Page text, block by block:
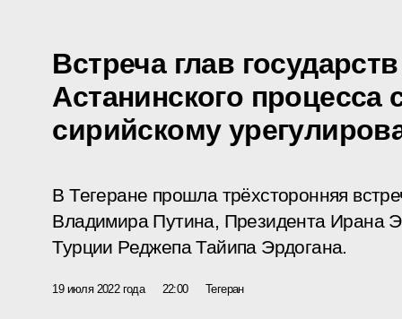
Встреча глав
Астанинского процесса
сирийскому
В Тегеране прошла трёхсторонняя
Владимира Путина, Президента Ирана
Турции Реджепа Тайипа Эрдогана.
19 июля 2022 года 22:00 Тегеран